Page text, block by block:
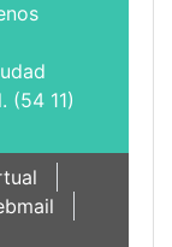
(54 11)